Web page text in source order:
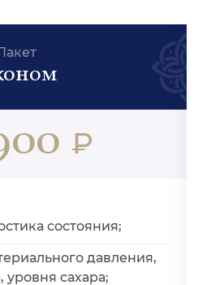
₽
состояния;
давления,
уровня сахара;